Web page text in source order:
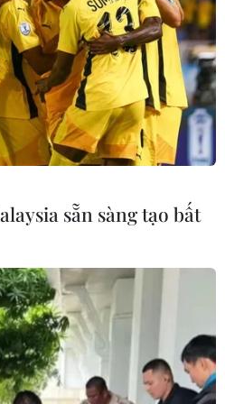
dấu ấn tại
mùa Hè ở
thuật lan
mùa Vu Lan
các hoạt
Việt Nam -
sẵn sàng tạo bất